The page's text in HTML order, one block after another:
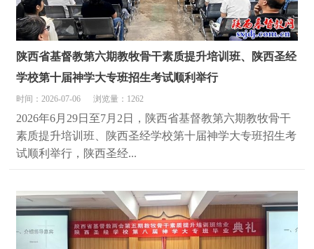
陕西省基督教第六期教牧骨干素质提升培训班、陕西圣经
学校第十届神学大专班招生考试顺利举行
时间：2026-07-06 浏览量：1262
2026年6月29日至7月2日，陕西省基督教第六期教牧骨干
素质提升培训班、陕西圣经学校第十届神学大专班招生考
试顺利举行，陕西圣经...